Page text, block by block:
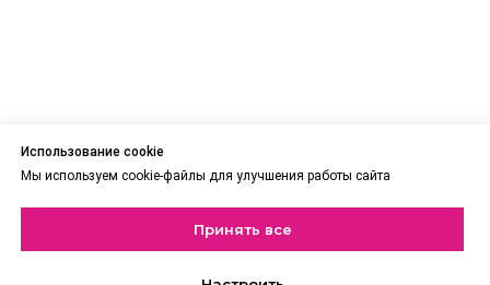
Использование cookie
Мы используем cookie-файлы для улучшения работы сайта
Принять все
ЗОЛОТЕ)